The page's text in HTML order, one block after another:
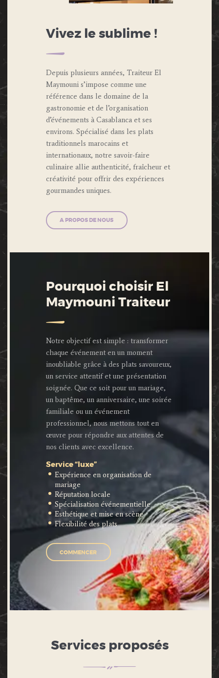
Vivez le sublime !
Depuis plusieurs années, Traiteur El
Maymouni s’impose comme une
référence dans le domaine de la
gastronomie et de l’organisation
d’événements à Casablanca et ses
environs. Spécialisé dans les plats
traditionnels marocains et
internationaux, notre savoir-faire
culinaire allie authenticité, fraîcheur et
créativité pour offrir des expériences
gourmandes uniques.
A PROPOS DE NOUS
Pourquoi choisir El
Maymouni Traiteur
Notre objectif est simple : transformer
chaque événement en un moment
inoubliable grâce à des plats savoureux,
un service attentif et une présentation
soignée. Que ce soit pour un mariage,
un baptême, un anniversaire, une soirée
familiale ou un événement
professionnel, nous mettons tout en
œuvre pour répondre aux attentes de
nos clients avec excellence.
Service “luxe”
Expérience en organisation de
mariage
Réputation locale
Spécialisation événementielle
Esthétique et mise en scène
Flexibilité des plats
COMMENCER
Services proposés